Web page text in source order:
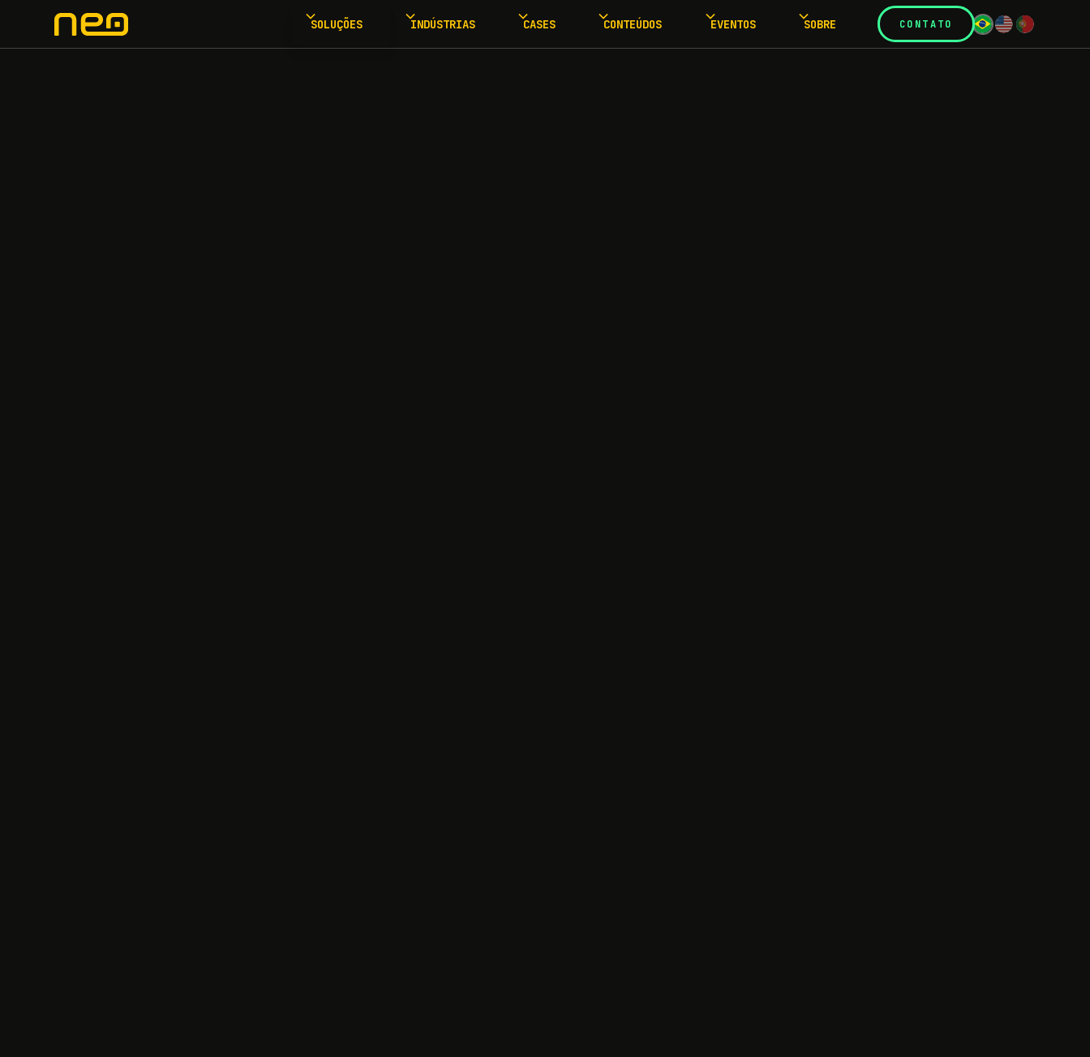
SOLUÇÕES INDÚSTRIAS CASES CONTEÚDOS EVENTOS SOBRE CONTATO